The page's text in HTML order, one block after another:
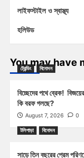
লাইফস্টাইল ও স্বাস্থ্য
হলিউড
You may have
ট্রেন্ডিং বিনোদন
বিচ্ছেদের পথে ব্রেক!
কি বরফ গলছে?
August 7, 2026 0
টলিপাড়া বিনোদন
সাড়ে তিন বছরের প্রেম